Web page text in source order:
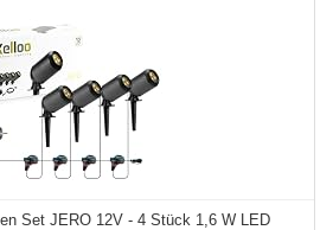
Set JERO 12V - 4 Stück 1,6 W LED